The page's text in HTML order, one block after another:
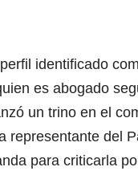
identificado
es abogado
un trino en el
representante del
para criticarla